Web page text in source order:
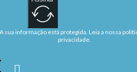
A sua informação está protegida. Leia a nossa
privacidade.